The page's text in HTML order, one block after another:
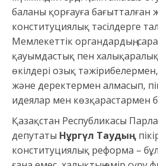
баланы қорғауға бағытталған
конституциялық тәсілдерге
Мемлекеттік органдардың,
қауымдастық пен
өкілдері озық
және деректермен алмасып,
идеялар мен көзқарастармен
Қазақстан Республикасы
депутаты Нұргүл Таудың
конституциялық реформа – бұл